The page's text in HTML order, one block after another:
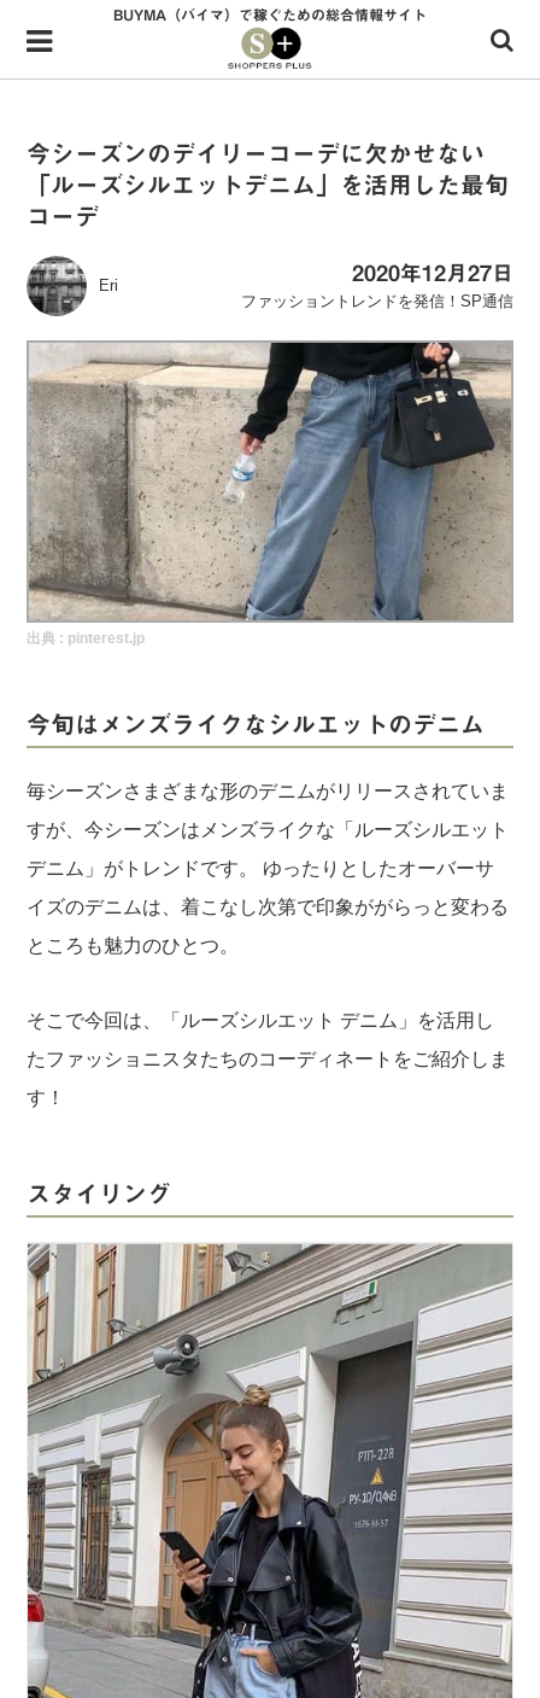
Menu
HOME
34歳独身OLバイマ実践記
ファッショントレンドを発信！SP通信
BUYMAで人気のブランド
BUYMAの売れ筋商品
バイマの疑問に現役パーソナルショッパーが答えてみた
実録！海外ショップで買ってみた！
海外SHOP LIST
BUYMA（バイマ）で稼ぐための総合情報サイト
今シーズンのデイリーコーデに欠かせない
「ルーズシルエットデニム」を活用した最旬
コーデ
Eri
2020年12月27日
ファッショントレンドを発信！SP通信
出典 : pinterest.jp
今旬はメンズライクなシルエットのデニム
毎シーズンさまざまな形のデニムがリリースされていま
すが、今シーズンはメンズライクな「ルーズシルエット
デニム」がトレンドです。 ゆったりとしたオーバーサ
イズのデニムは、着こなし次第で印象ががらっと変わる
ところも魅力のひとつ。
そこで今回は、「ルーズシルエット デニム」を活用し
たファッショニスタたちのコーディネートをご紹介しま
す！
スタイリング